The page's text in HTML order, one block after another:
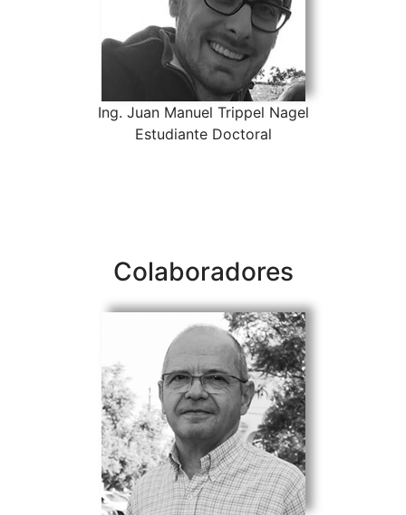
Ing. Juan Manuel Trippel Nagel
Estudiante Doctoral
Colaboradores